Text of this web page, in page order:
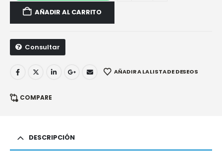
AÑADIR AL CARRITO
Consultar
AÑADIR A LA LISTA DE DESEOS
COMPARE
DESCRIPCIÓN